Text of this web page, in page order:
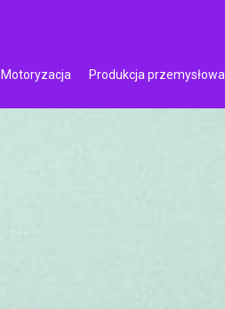
Motoryzacja Produkcja przemysłowa